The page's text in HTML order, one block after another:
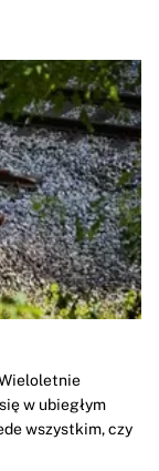
w ubiegłym
wszystkim, czy